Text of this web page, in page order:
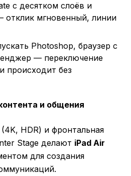
с десятком слоёв и
мгновенный, линии
Photoshop, браузер с
— переключение
происходит без
и общения
HDR) и фронтальная
Stage делают iPad Air
для создания